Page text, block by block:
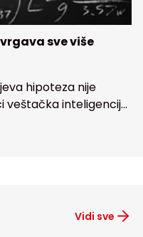
sve više
hipoteza nije
veštačka inteligencija
hipotezu, obe
Vidi sve